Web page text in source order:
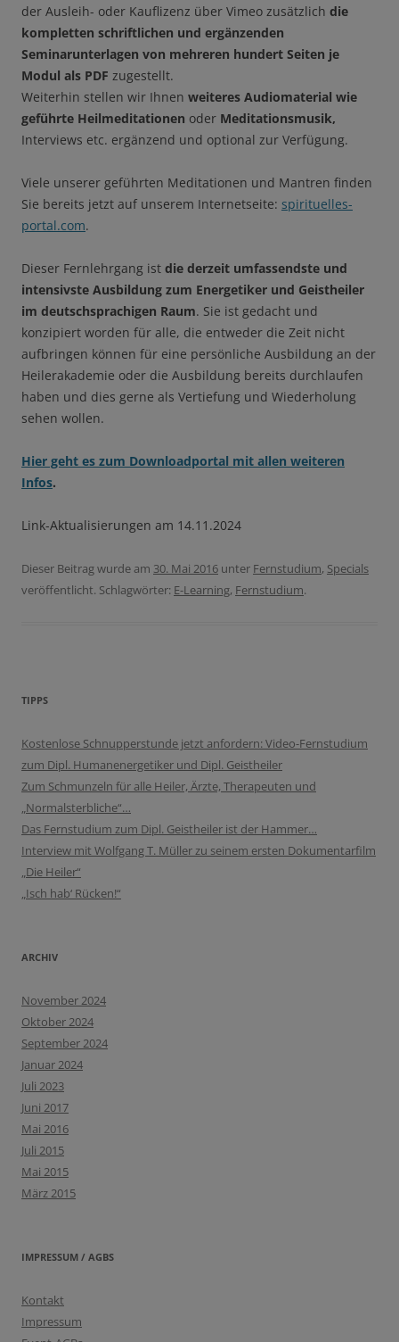
der Ausleih- oder Kauflizenz über Vimeo zusätzlich die
kompletten schriftlichen und ergänzenden
Seminarunterlagen von mehreren hundert Seiten je
Modul als PDF zugestellt.
Weiterhin stellen wir Ihnen weiteres Audiomaterial wie
geführte Heilmeditationen oder Meditationsmusik,
Interviews etc. ergänzend und optional zur Verfügung.
Viele unserer geführten Meditationen und Mantren finden
Sie bereits jetzt auf unserem Internetseite: spirituelles-
portal.com.
Dieser Fernlehrgang ist die derzeit umfassendste und
intensivste Ausbildung zum Energetiker und Geistheiler
im deutschsprachigen Raum. Sie ist gedacht und
konzipiert worden für alle, die entweder die Zeit nicht
aufbringen können für eine persönliche Ausbildung an der
Heilerakademie oder die Ausbildung bereits durchlaufen
haben und dies gerne als Vertiefung und Wiederholung
sehen wollen.
Hier geht es zum Downloadportal mit allen weiteren
Infos.
Link-Aktualisierungen am 14.11.2024
Dieser Beitrag wurde am 30. Mai 2016 unter Fernstudium, Specials
veröffentlicht. Schlagwörter: E-Learning, Fernstudium.
TIPPS
Kostenlose Schnupperstunde jetzt anfordern: Video-Fernstudium
zum Dipl. Humanenergetiker und Dipl. Geistheiler
Zum Schmunzeln für alle Heiler, Ärzte, Therapeuten und
„Normalsterbliche“…
Das Fernstudium zum Dipl. Geistheiler ist der Hammer…
Interview mit Wolfgang T. Müller zu seinem ersten Dokumentarfilm
„Die Heiler“
„Isch hab‘ Rücken!“
ARCHIV
November 2024
Oktober 2024
September 2024
Januar 2024
Juli 2023
Juni 2017
Mai 2016
Juli 2015
Mai 2015
März 2015
IMPRESSUM / AGBS
Kontakt
Impressum